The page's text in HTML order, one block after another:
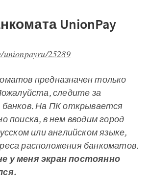
UnionPay
unionpayru/25289
предназначен только
следите за
На ПК открывается
поиска, в нем вводим город
или английском языке,
расположения банкоматов.
у меня экран постоянно